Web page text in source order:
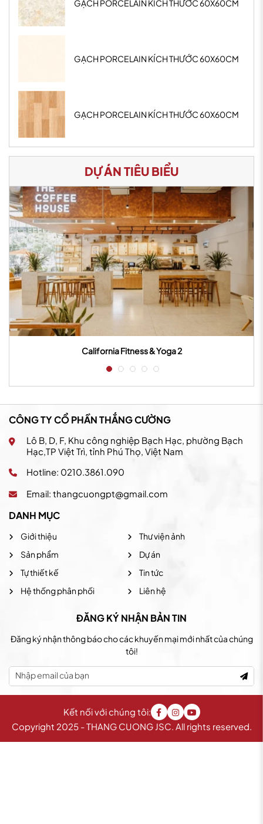
GẠCH PORCELAIN KÍCH THƯỚC 60X60CM
GẠCH PORCELAIN KÍCH THƯỚC 60X60CM
GẠCH PORCELAIN KÍCH THƯỚC 60X60CM
DỰ ÁN TIÊU BIỂU
California Fitness & Yoga 2
CÔNG TY CỔ PHẦN THẮNG CƯỜNG
Lô B, D, F, Khu công nghiệp Bạch Hạc, phường Bạch
Hạc,TP Việt Trì, tỉnh Phú Thọ, Việt Nam
Hotline: 0210.3861.090
Email: thangcuongpt@gmail.com
DANH MỤC
Giới thiệu
Sản phẩm
Tự thiết kế
Hệ thống phân phối
Thư viện ảnh
Dự án
Tin tức
Liên hệ
ĐĂNG KÝ NHẬN BẢN TIN
Đăng ký nhận thông báo cho các khuyến mại mới nhất của chúng
tôi!
Copyright 2025 - THANG CUONG JSC. All rights reserved.
Kết nối với chúng tôi: